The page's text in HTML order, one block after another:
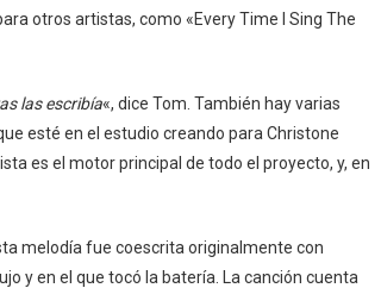
otros artistas, como «Every Time I Sing The
las escribía«, dice Tom. También hay varias
esté en el estudio creando para Christone
es el motor principal de todo el proyecto, y, en
melodía fue coescrita originalmente con
y en el que tocó la batería. La canción cuenta